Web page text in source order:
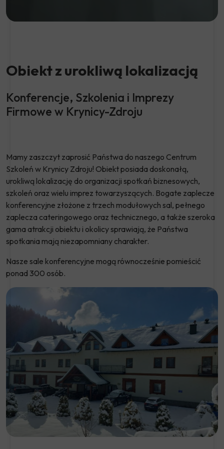
Obiekt z urokliwą lokalizacją
Konferencje, Szkolenia i Imprezy
Firmowe w Krynicy-Zdroju
Mamy zaszczyt zaprosić Państwa do naszego Centrum
Szkoleń w Krynicy Zdroju! Obiekt posiada doskonałą,
urokliwą lokalizację do organizacji spotkań biznesowych,
szkoleń oraz wielu imprez towarzyszących. Bogate zaplecze
konferencyjne złożone z trzech modułowych sal, pełnego
zaplecza cateringowego oraz technicznego, a także szeroka
gama atrakcji obiektu i okolicy sprawiają, że Państwa
spotkania mają niezapomniany charakter.
Nasze sale konferencyjne mogą równocześnie pomieścić
ponad 300 osób.